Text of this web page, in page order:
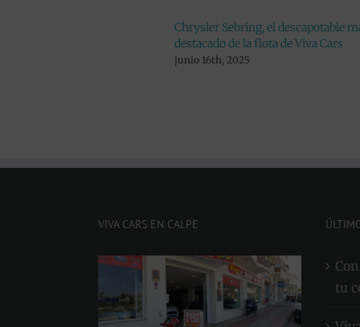
Chrysler Sebring, el descapotable más
destacado de la flota de Viva Cars
VW Carabelle,
alquiler para
VIVA CARS EN CALPE
tu